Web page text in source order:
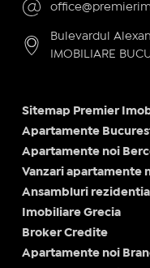
Bulevardul
IMOBILIARE
Sitemap Premier
Apartamente
Apartamente noi
Vanzari apartamente
Ansambluri
Imobiliare Grecia
Broker Credite
Apartamente noi